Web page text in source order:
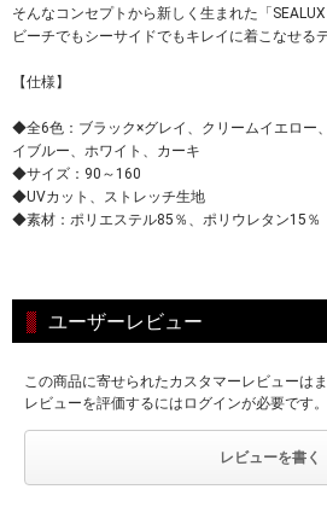
そんなコンセプトから新しく生まれた「SEALUX
ビーチでもシーサイドでもキレイに着こなせる
【仕様】
◆全6色：ブラック×グレイ、クリームイエロー
イブルー、ホワイト、カーキ
◆サイズ：90～160
◆UVカット、ストレッチ生地
◆素材：ポリエステル85％、ポリウレタン15％
ユーザーレビュー
この商品に寄せられたカスタマーレビューはま
レビューを評価するにはログインが必要です。
レビューを書く